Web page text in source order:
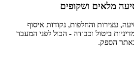
מלאים ושקופים
עצירות והחלפות, נקודות איסוף
ביטול וכבודה - הכול לפני המעבר
הספק.